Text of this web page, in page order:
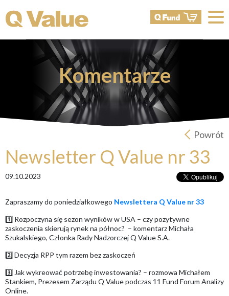
Komentarze
Powrót
Newsletter Q Value nr 33
09.10.2023
Zapraszamy do poniedziałkowego Newslettera Q Value nr 33
1️⃣ Rozpoczyna się sezon wyników w USA – czy pozytywne
zaskoczenia skierują rynek na północ? – komentarz Michała
Szukalskiego, Członka Rady Nadzorczej Q Value S.A.
2️⃣ Decyzja RPP tym razem bez zaskoczeń
3️⃣ Jak wykreować potrzebę inwestowania? – rozmowa Michałem
Stankiem, Prezesem Zarządu Q Value podczas 11 Fund Forum Analizy
Online.